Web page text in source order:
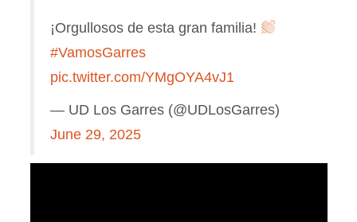
¡Orgullosos de esta gran familia!
#VamosGarres
pic.twitter.com/YMgOYA4vJ1
— UD Los Garres (@UDLosGarres)
June 29, 2025